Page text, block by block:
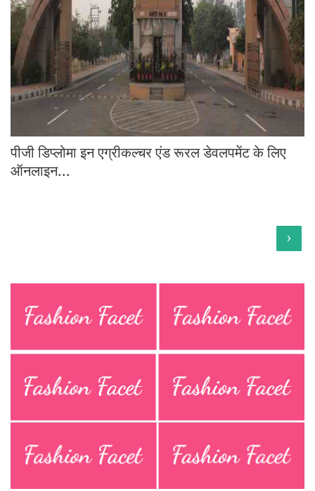
पीजी डिप्लोमा इन एग्रीकल्चर एंड रूरल डेवलपमेंट के लिए
ऑनलाइन...
›